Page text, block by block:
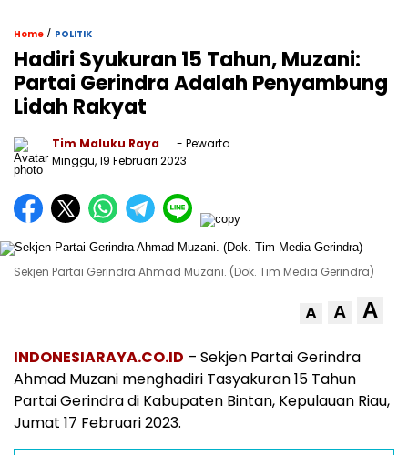
Home / POLITIK
Hadiri Syukuran 15 Tahun, Muzani:
Partai Gerindra Adalah Penyambung
Lidah Rakyat
Tim Maluku Raya
- Pewarta
Minggu, 19 Februari 2023
Sekjen Partai Gerindra Ahmad Muzani. (Dok. Tim Media Gerindra)
A A A
INDONESIARAYA.CO.ID – Sekjen Partai Gerindra
Ahmad Muzani menghadiri Tasyakuran 15 Tahun
Partai Gerindra di Kabupaten Bintan, Kepulauan Riau,
Jumat 17 Februari 2023.